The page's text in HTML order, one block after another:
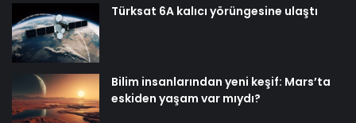
Türksat 6A kalıcı yörüngesine ulaştı
Bilim insanlarından yeni keşif: Mars’ta
eskiden yaşam var mıydı?